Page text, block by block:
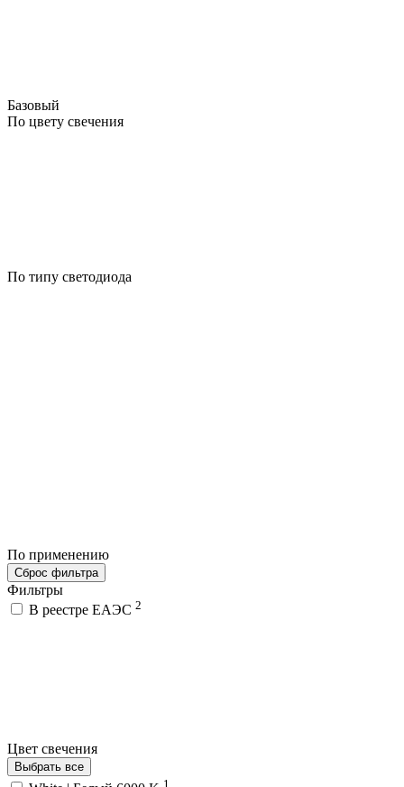
Базовый
По цвету свечения
По типу светодиода
По применению
Сброс фильтра
Фильтры
В реестре ЕАЭС 2
Цвет свечения
Выбрать все
1